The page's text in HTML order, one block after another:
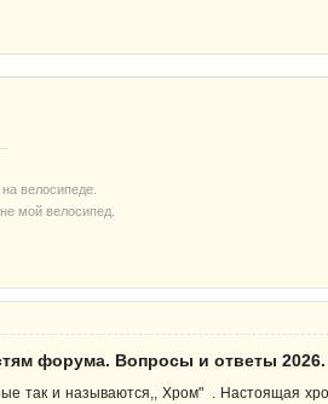
велосипеде.
мой велосипед.
форума. Вопросы и ответы 2026.
так и называются,, Хром" . Настоящая